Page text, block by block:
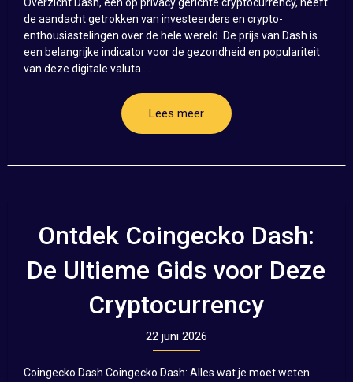
Overzicht Dash, een op privacy gerichte cryptocurrency, heeft
de aandacht getrokken van investeerders en crypto-
enthousiastelingen over de hele wereld. De prijs van Dash is
een belangrijke indicator voor de gezondheid en populariteit
van deze digitale valuta....
Lees meer
Ontdek Coingecko Dash:
De Ultieme Gids voor Deze
Cryptocurrency
22 juni 2026
Coingecko Dash Coingecko Dash: Alles wat je moet weten